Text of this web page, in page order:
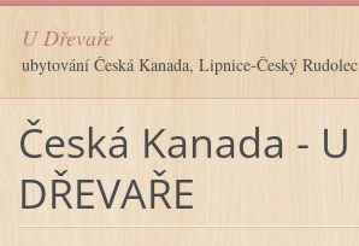
U Dřevaře
ubytování Česká Kanada, Lipnice-Český Rudolec
Česká Kanada - U
DŘEVAŘE